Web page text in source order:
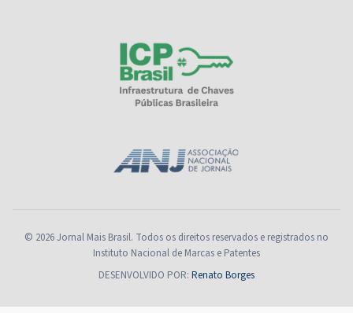
© 2026 Jornal Mais Brasil. Todos os direitos reservados e registrados no
Instituto Nacional de Marcas e Patentes
DESENVOLVIDO POR: Renato Borges